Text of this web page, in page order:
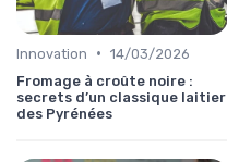
Innovation • 14/03/2026
Fromage à croûte noire :
secrets d’un classique laitier
des Pyrénées